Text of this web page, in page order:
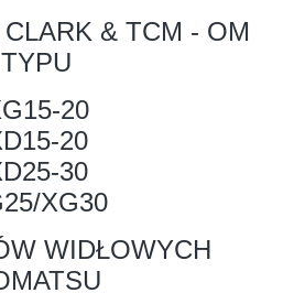
& TCM - OM
TYPU
20
20
30
XG30
WIDŁOWYCH